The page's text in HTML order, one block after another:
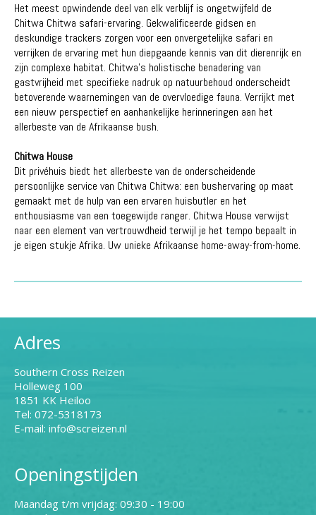
Het meest opwindende deel van elk verblijf is ongetwijfeld de
Chitwa Chitwa safari-ervaring. Gekwalificeerde gidsen en
deskundige trackers zorgen voor een onvergetelijke safari en
verrijken de ervaring met hun diepgaande kennis van dit dierenrijk en
zijn complexe habitat. Chitwa's holistische benadering van
gastvrijheid met specifieke nadruk op natuurbehoud onderscheidt
betoverende waarnemingen van de overvloedige fauna. Verrijkt met
een nieuw perspectief en aanhankelijke herinneringen aan het
allerbeste van de Afrikaanse bush.
Chitwa House
Dit privéhuis biedt het allerbeste van de onderscheidende
persoonlijke service van Chitwa Chitwa: een bushervaring op maat
gemaakt met de hulp van een ervaren huisbutler en het
enthousiasme van een toegewijde ranger. Chitwa House verwijst
naar een element van vertrouwdheid terwijl je het tempo bepaalt in
je eigen stukje Afrika. Uw unieke Afrikaanse home-away-from-home.
Adres
Southern Cross Reizen
Holleweg 100
1851 KK Heiloo
Tel: 072-5318173
E-mail: info@screizen.nl
Openingstijden
Maandag t/m vrijdag: 09:30 - 19:00